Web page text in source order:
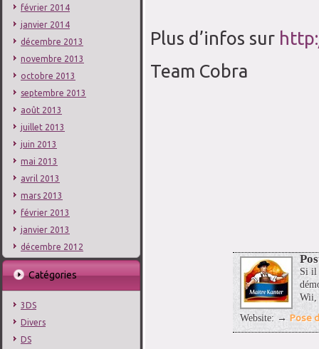
février 2014
janvier 2014
décembre 2013
novembre 2013
octobre 2013
septembre 2013
août 2013
juillet 2013
juin 2013
mai 2013
avril 2013
mars 2013
février 2013
janvier 2013
décembre 2012
Catégories
3DS
Divers
DS
Plus d’infos sur
Team Cobra
Si il
Wii,
Website: → Pose